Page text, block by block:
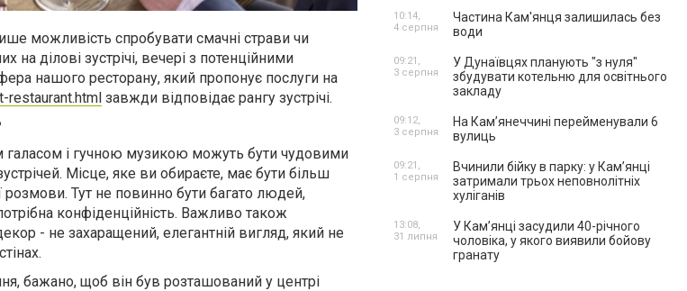
можливість спробувати смачні страви чи
на ділові зустрічі, вечері з потенційними
нашого ресторану, який пропонує послуги на
restaurant.html завжди відповідає рангу зустрічі.
галасом і гучною музикою можуть бути чудовими
Місце, яке ви обираєте, має бути більш
Тут не повинно бути багато людей,
конфіденційність. Важливо також
- не захаращений, елегантній вигляд, який не
бажано, щоб він був розташований у центрі
Частина Кам'янця залишилась без
води
10:14,
4 серпня
У Дунаївцях планують "з нуля"
збудувати котельню для освітнього
закладу
09:21,
3 серпня
На Камʼянеччині перейменували 6
вулиць
09:12,
3 серпня
Вчинили бійку в парку: у Кам’янці
затримали трьох неповнолітніх
хуліганів
09:21,
1 серпня
У Камʼянці засудили 40-річного
чоловіка, у якого виявили бойову
гранату
13:08,
31 липня